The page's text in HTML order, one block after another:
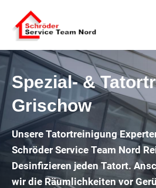
Spezial- &
Grischow
Unsere Tatortreinigung
Schröder Service Team Nord
Desinfizieren jeden Tatort.
wir die Räumlichkeiten vor